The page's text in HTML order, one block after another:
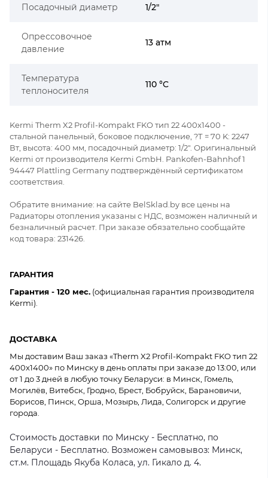
Посадочный диаметр 1/2"
Опрессовочное
давление
13 атм
Температура
теплоносителя
110 °C
Kermi Therm X2 Profil-Kompakt FKO тип 22 400x1400 -
стальной панельный, боковое подключение, ?Т = 70 K: 2247
Вт, высота: 400 мм, посадочный диаметр: 1/2". Оригинальный
Kermi от производителя Kermi GmbH. Pankofen-Bahnhof 1
94447 Plattling Germany подтверждённый сертификатом
соответствия.
Обратите внимание: на сайте BelSklad.by все цены на
Радиаторы отопления указаны с НДС, возможен наличный и
безналичный расчет. При заказе обязательно сообщайте
код товара: 231426.
ГАРАНТИЯ
Гарантия - 120 мес. (официальная гарантия производителя
Kermi).
ДОСТАВКА
Мы доставим Ваш заказ «Therm X2 Profil-Kompakt FKO тип 22
400x1400» по Минску в день оплаты при заказе до 13:00, или
от 1 до 3 дней в любую точку Беларуси: в Минск, Гомель,
Могилёв, Витебск, Гродно, Брест, Бобруйск, Барановичи,
Борисов, Пинск, Орша, Мозырь, Лида, Солигорск и другие
города.
Стоимость доставки по Минску - Бесплатно, по
Беларуси - Бесплатно. Возможен самовывоз: Минск,
ст.м. Площадь Якуба Коласа, ул. Гикало д. 4.